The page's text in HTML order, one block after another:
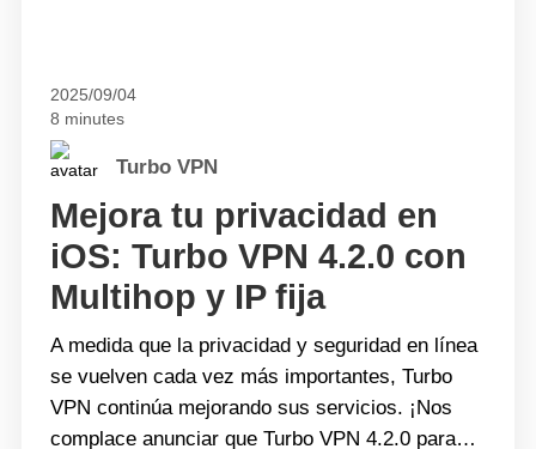
2025/09/04
8 minutes
Turbo VPN
Mejora tu privacidad en
iOS: Turbo VPN 4.2.0 con
Multihop y IP fija
A medida que la privacidad y seguridad en línea
se vuelven cada vez más importantes, Turbo
VPN continúa mejorando sus servicios. ¡Nos
complace anunciar que Turbo VPN 4.2.0 para